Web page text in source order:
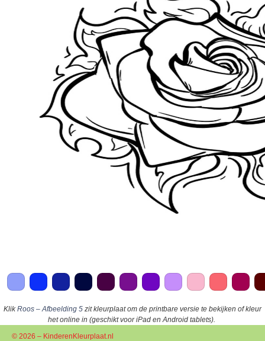
KlikRoos – Afbeelding 5 zit kleurplaat om de printbare versie te bekijken of kleur
het online in (geschikt voor iPad en Android tablets).
© 2026 – KinderenKleurplaat.nl